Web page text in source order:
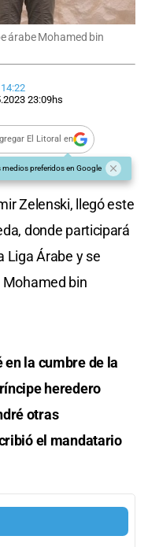
árabe Mohamed bin
14:22
23:09hs
El Litoral en
medios preferidos en Google
Zelenski, llegó este
donde participará
Liga Árabe y se
Mohamed bin
en la cumbre de la
heredero
otras
el mandatario